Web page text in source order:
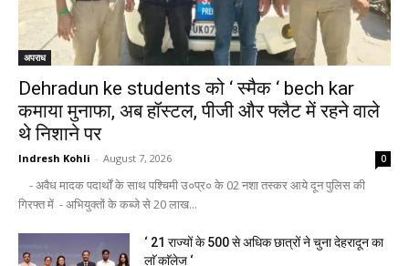
अपराध
Dehradun ke students को ‘ स्मैक ‘ bech kar
कमाया मुनाफा, अब हॉस्टल, पीजी और फ्लैट में रहने वाले
थे निशाने पर
Indresh Kohli - August 7, 2026 0
- अवैध मादक पदार्थों के साथ पश्चिमी उ०प्र० के 02 नशा तस्कर आये दून पुलिस की
गिरफ्त में - अभियुक्तों के कब्जे से 20 लाख...
‘ 21 राज्यों के 500 से अधिक छात्रों ने चुना देहरादून का
लाॅ काॅलेज ‘